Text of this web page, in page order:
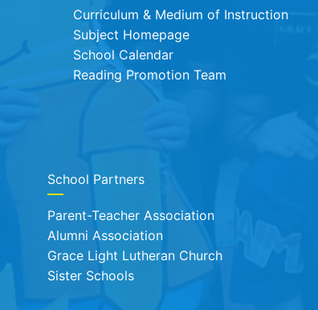
Curriculum & Medium of Instruction
Subject Homepage
School Calendar
Reading Promotion Team
School Partners
Parent-Teacher Association
Alumni Association
Grace Light Lutheran Church
Sister Schools